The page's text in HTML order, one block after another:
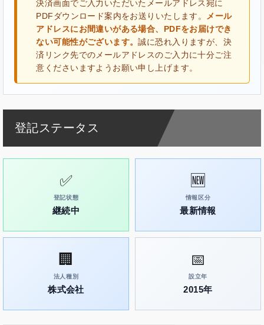
決済画面でご入力いただいたメールアドレス宛に
PDFダウンロード案内をお送りいたします。
メール
アドレスにお間違いがある場合、PDFをお届けでき
ない可能性がございます。誠に恐れ入りますが、決
済リンク先でのメールアドレスのご入力に十分ご注
意くださいますようお願い申し上げます。
登記ステータス
✅
登記状態
継続中
🆕
情報区分
最新情報
🏢
法人種別
株式会社
📅
設立年
2015年